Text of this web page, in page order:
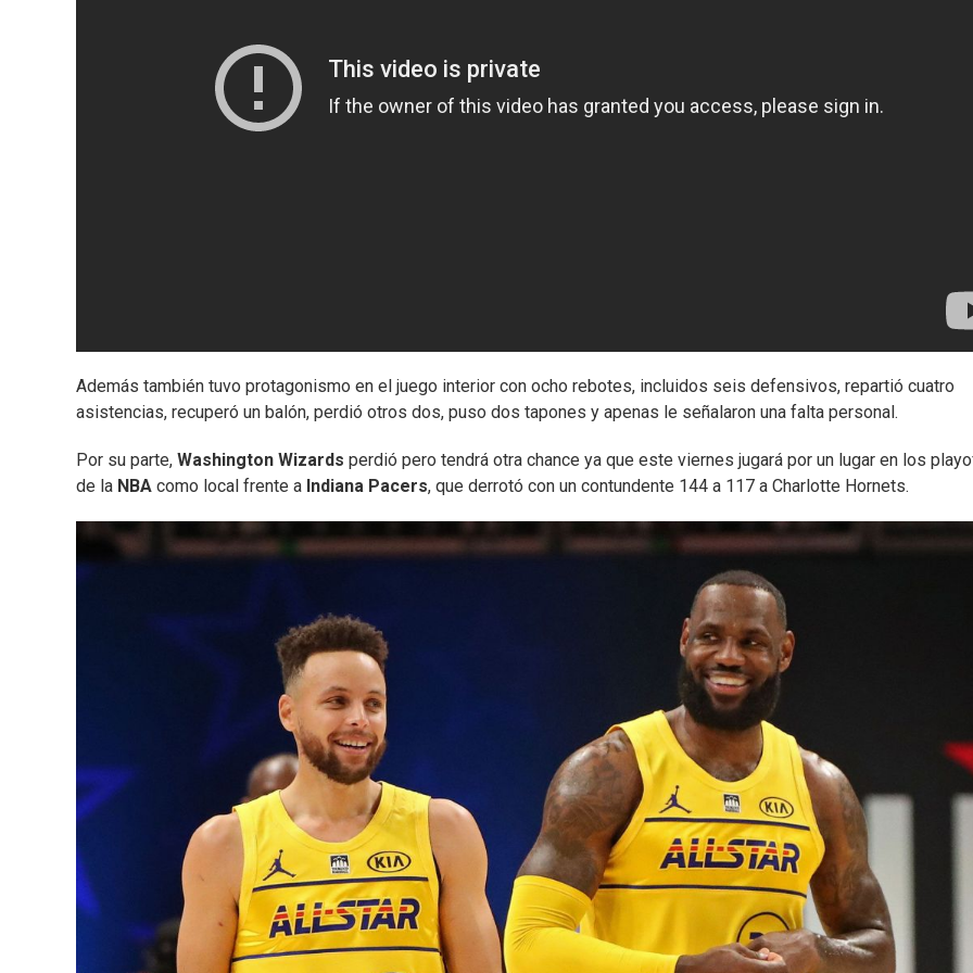
Además también tuvo protagonismo en el juego interior con ocho rebotes, incluidos seis defensivos, repartió cuatro
asistencias, recuperó un balón, perdió otros dos, puso dos tapones y apenas le señalaron una falta personal.
Por su parte, Washington Wizards perdió pero tendrá otra chance ya que este viernes jugará por un lugar en los
de la NBA como local frente a Indiana Pacers, que derrotó con un contundente 144 a 117 a Charlotte Hornets.